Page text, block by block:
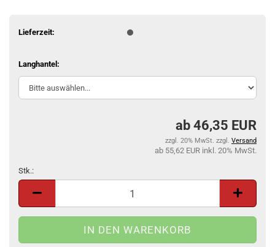
Lieferzeit:
Langhantel:
46,35 EUR
zzgl. 20% MwSt. zzgl. Versand
55,62 EUR inkl. 20% MwSt.
Stk.:
Stk.